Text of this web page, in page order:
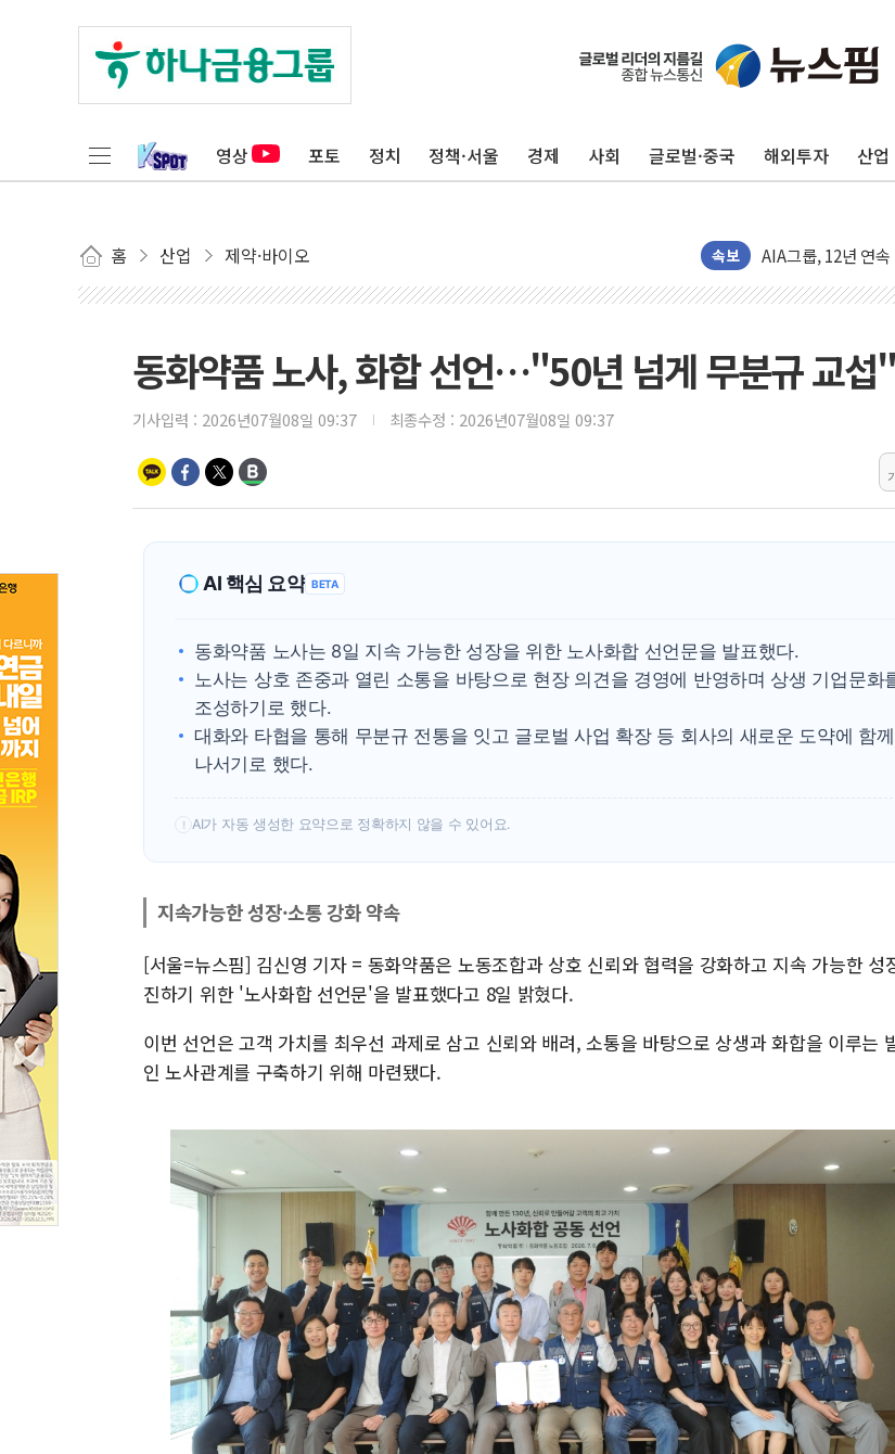
영상 포토 정치 정책·서울 경제 사회 글로벌·중국 해외투자 산업
홈 산업 제약·바이오 속보
지방공기업 경영
한병도 "막말 정치
[컨콜] 네이버, 멤버
[컨콜] 네이버 AI탭,
HDC랩스, 'BUILD
와이즈버즈, 상반
[컨콜] 네이버, AI
[컨콜] 네이버, "엔
롯데쇼핑, 백화점
벤처업계 "정부 세
최영근 한국전광
동화약품 노사, 화합 선언…"50년 넘게 무분규 교섭"
기사입력 : 2026년07월08일 09:37 최종수정 : 2026년07월08일 09:37
AI 핵심 요약 BETA
동화약품 노사는 8일 지속 가능한 성장을 위한 노사화합 선언문을 발표했다.
노사는 상호 존중과 열린 소통을 바탕으로 현장 의견을 경영에 반영하며 상생 기업문화
조성하기로 했다.
대화와 타협을 통해 무분규 전통을 잇고 글로벌 사업 확장 등 회사의 새로운 도약에 함께
나서기로 했다.
! AI가 자동 생성한 요약으로 정확하지 않을 수 있어요.
지속가능한 성장·소통 강화 약속
[서울=뉴스핌] 김신영 기자 = 동화약품은 노동조합과 상호 신뢰와 협력을 강화하고 지속 가능한 성
진하기 위한 '노사화합 선언문'을 발표했다고 8일 밝혔다.
이번 선언은 고객 가치를 최우선 과제로 삼고 신뢰와 배려, 소통을 바탕으로 상생과 화합을 이루는
인 노사관계를 구축하기 위해 마련됐다.